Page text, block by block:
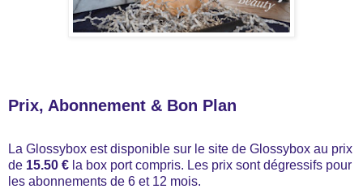
Prix, Abonnement & Bon Plan
La Glossybox est disponible sur le site de Glossybox au prix
de 15.50 € la box port compris. Les prix sont dégressifs pour
les abonnements de 6 et 12 mois.